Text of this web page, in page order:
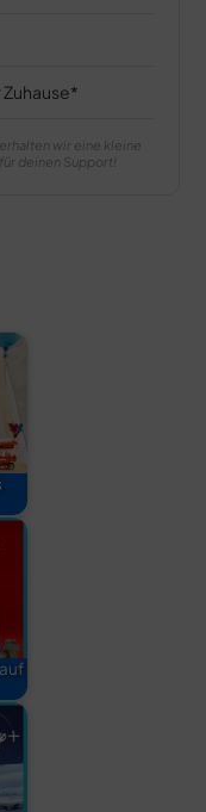
wir eine kleine
deinen Support!